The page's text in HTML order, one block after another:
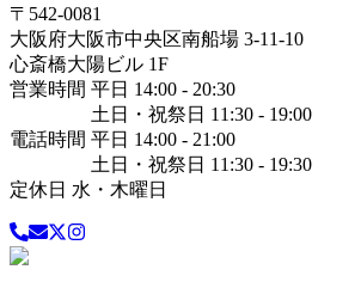
〒 542-0081
大阪府大阪市中央区南船場 3-11-10
心斎橋大陽ビル 1F
営業時間 平日 14:00 - 20:30
土日・祝祭日 11:30 - 19:00
電話時間 平日 14:00 - 21:00
土日・祝祭日 11:30 - 19:30
定休日 水・木曜日